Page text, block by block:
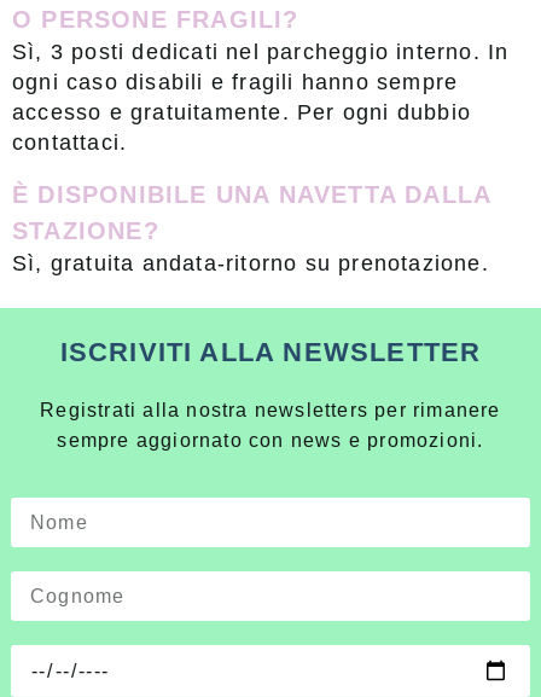
O PERSONE FRAGILI?
Sì, 3 posti dedicati nel parcheggio interno. In
ogni caso disabili e fragili hanno sempre
accesso e gratuitamente. Per ogni dubbio
contattaci.
È DISPONIBILE UNA NAVETTA DALLA
STAZIONE?
Sì, gratuita andata-ritorno su prenotazione.
ISCRIVITI ALLA NEWSLETTER
Registrati alla nostra newsletters per rimanere
sempre aggiornato con news e promozioni.